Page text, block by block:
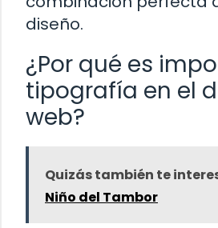
diseño.
¿Por qué es
tipografía en el
web?
Quizás también te
Niño del Tambor